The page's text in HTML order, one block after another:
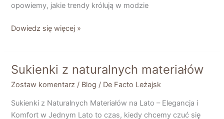
opowiemy, jakie trendy królują w modzie
Dowiedz się więcej »
Sukienki z naturalnych materiałów
Zostaw komentarz / Blog / De Facto Leżajsk
Sukienki z Naturalnych Materiałów na Lato – Elegancja i
Komfort w Jednym Lato to czas, kiedy chcemy czuć się
Sukienki
z
materiałów